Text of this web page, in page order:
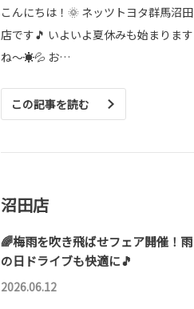
こんにちは！🌞 ネッツトヨタ群馬沼田
店です🎵 いよいよ夏休みも始まります
ね～☀💦 お…
この記事を読む
沼田店
🌈梅雨を吹き飛ばせフェア開催！雨
の日ドライブも快適に🎵
2026.06.12